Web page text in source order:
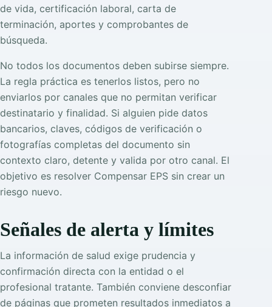
de vida, certificación laboral, carta de
terminación, aportes y comprobantes de
búsqueda.
No todos los documentos deben subirse siempre.
La regla práctica es tenerlos listos, pero no
enviarlos por canales que no permitan verificar
destinatario y finalidad. Si alguien pide datos
bancarios, claves, códigos de verificación o
fotografías completas del documento sin
contexto claro, detente y valida por otro canal. El
objetivo es resolver Compensar EPS sin crear un
riesgo nuevo.
Señales de alerta y límites
La información de salud exige prudencia y
confirmación directa con la entidad o el
profesional tratante. También conviene desconfiar
de páginas que prometen resultados inmediatos a